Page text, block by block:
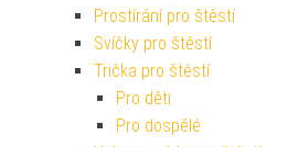
Prostírání pro štěstí
Svíčky pro štěstí
Trička pro štěstí
Pro děti
Pro dospělé